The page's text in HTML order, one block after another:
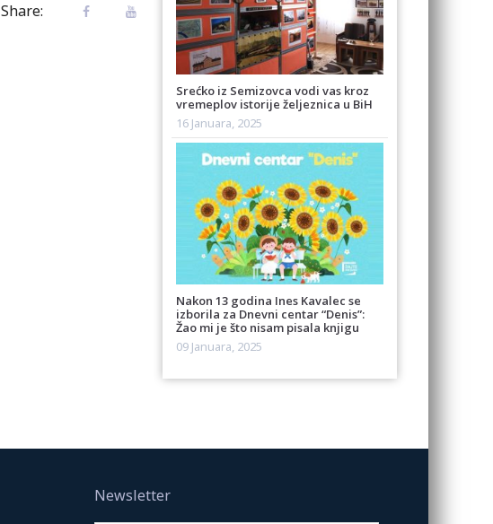
Share:
Srećko iz Semizovca vodi vas kroz
vremeplov istorije željeznica u BiH
16 Januara, 2025
Nakon 13 godina Ines Kavalec se
izborila za Dnevni centar “Denis”:
Žao mi je što nisam pisala knjigu
09 Januara, 2025
Newsletter